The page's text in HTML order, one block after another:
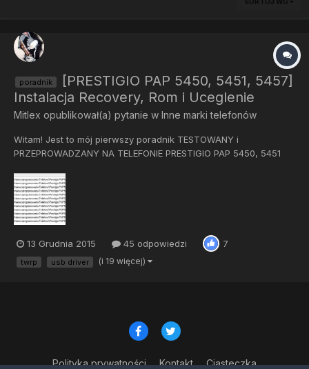
poradnik
[PRESTIGIO PAP 5450, 5451, 5457]
Instalacja Recovery, Rom i Uceglenie
Mitlex opublikował(a) pytanie w Inne marki telefonów
Witam! Jest to mój pierwszy poradnik TESTOWANY i
PRZEPROWADZANY NA TELEFONIE PRESTIGIO PAP 5450, 5451
Recovery i nowego ROM’a w telefonach Prestigio (Mt65xx).
(Podejrzewam, że Instrukcja przyda się na każdy model
Prestigi...
13 Grudnia 2015 45 odpowiedzi 7
twrp usb driver (i 19 więcej)
Polityka prywatności Kontakt Ciasteczka